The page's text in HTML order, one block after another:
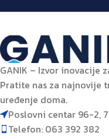
GANIK – Izvor inovacije
Pratite nas za najnovije
uređenje doma.
Poslovni centar 96-2,
Telefon: 063 392 382